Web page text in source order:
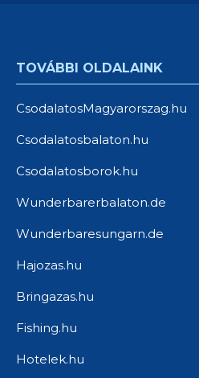
TOVÁBBI OLDALAINK
CsodalatosMagyarorszag.hu
Csodalatosbalaton.hu
Csodalatosborok.hu
Wunderbarerbalaton.de
Wunderbaresungarn.de
Hajozas.hu
Bringazas.hu
Fishing.hu
Hotelek.hu